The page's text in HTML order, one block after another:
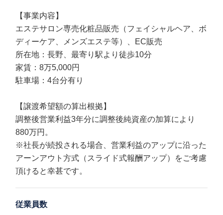
【事業内容】
エステサロン専売化粧品販売（フェイシャルヘア、ボ
ディーケア、メンズエステ等）、EC販売
所在地：長野、最寄り駅より徒歩10分
家賃：8万5,000円
駐車場：4台分有り
【譲渡希望額の算出根拠】
調整後営業利益3年分に調整後純資産の加算により
880万円。
※社長が続投される場合、営業利益のアップに沿った
アーンアウト方式（スライド式報酬アップ）をご考慮
頂けると幸甚です。
従業員数